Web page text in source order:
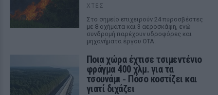
ΧΤΕΣ
Στο σημείο επιχειρούν 24 πυροσβέστες
με 8 οχήματα και 3 αεροσκάφη, ενώ
συνδρομή παρέχουν υδροφόρες και
μηχανήματα έργου ΟΤΑ.
Ποια χώρα έχτισε τσιμεντένιο
φράγμα 400 χλμ. για τα
τσουνάμι ‑ Πόσο κοστίζει και
γιατί διχάζει